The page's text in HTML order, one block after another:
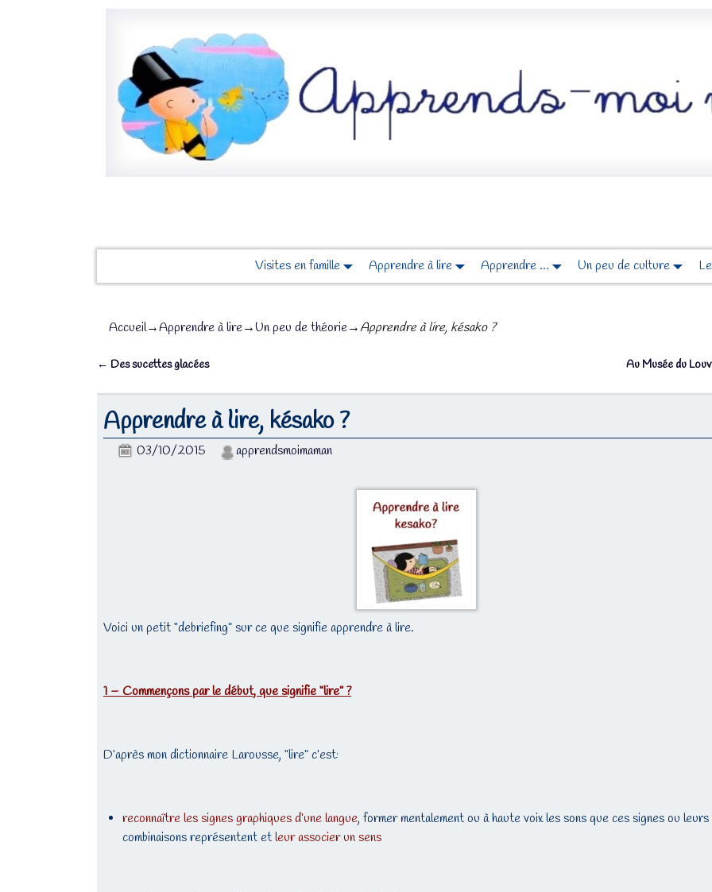
Visites en famille Apprendre à lire Apprendre … Un peu de culture
Accueil→Apprendre à lire→Un peu de théorie→Apprendre à lire, késako ?
← Des sucettes glacées Au Musée du
Apprendre à lire, késako ?
03/10/2015 apprendsmoimaman
Voici un petit “debriefing” sur ce que signifie apprendre à lire.
1 – Commençons par le début, que signifie “lire” ?
D’après mon dictionnaire Larousse, “lire” c’est:
reconnaître les signes graphiques d’une langue, former mentalement ou à haute voix les sons que ces signes ou leurs
combinaisons représentent etleur associer un sens